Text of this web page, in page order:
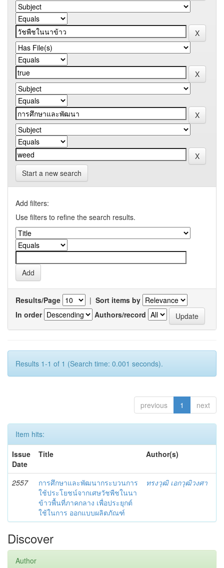
Start a new search
Add filters:
Use filters to refine the search results.
Results/Page | Sort items by
In order
Authors/record
Results 1-1 of 1 (Search time: 0.001 seconds).
previous 1 next
Item hits:
Issue
Date
Title Author(s)
2557
การศึกษาและพัฒนากระบวนการ
ใช้ประโยชน์จากเศษวัชพืชในนา
ข้าวพื้นที่ภาคกลาง เพื่อประยุกต์
ใช้ในการ ออกแบบผลิตภัณฑ์
ทรงวุฒิ เอกวุฒิวงศา
Discover
Author